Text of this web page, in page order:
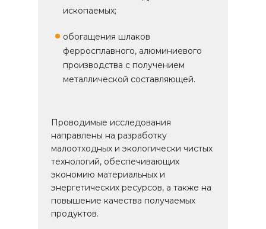
ископаемых;
обогащения шлаков
ферросплавного, алюминиевого
производства с получением
металлической составляющей.
Проводимые исследования
направлены на разработку
малоотходных и экологически чистых
технологий, обеспечивающих
экономию материальных и
энергетических ресурсов, а также на
повышение качества получаемых
продуктов.